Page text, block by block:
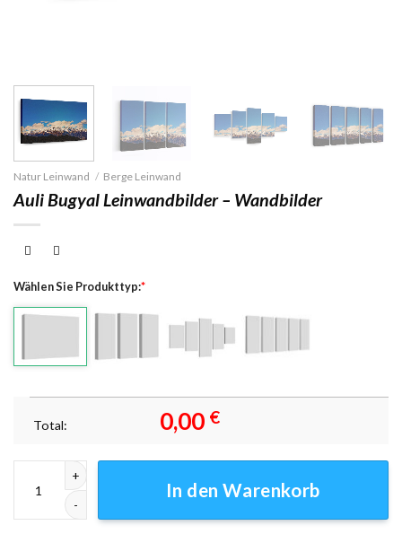
Natur Leinwand / Berge Leinwand
Auli Bugyal Leinwandbilder – Wandbilder
Wählen Sie Produkttyp:*
Total: 0,00 €
In den Warenkorb